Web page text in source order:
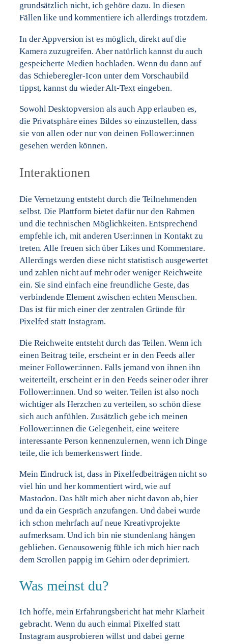
grundsätzlich nicht, ich gehöre dazu. In diesen
Fällen like und kommentiere ich allerdings trotzdem.
In der Appversion ist es möglich, direkt auf die
Kamera zuzugreifen. Aber natürlich kannst du auch
gespeicherte Medien hochladen. Wenn du dann auf
das Schieberegler-Icon unter dem Vorschaubild
tippst, kannst du wieder Alt-Text eingeben.
Sowohl Desktopversion als auch App erlauben es,
die Privatsphäre eines Bildes so einzustellen, dass
sie von allen oder nur von deinen Follower:innen
gesehen werden können.
Interaktionen
Die Vernetzung entsteht durch die Teilnehmenden
selbst. Die Plattform bietet dafür nur den Rahmen
und die technischen Möglichkeiten. Entsprechend
empfehle ich, mit anderen User:innen in Kontakt zu
treten. Alle freuen sich über Likes und Kommentare.
Allerdings werden diese nicht statistisch ausgewertet
und zahlen nicht auf mehr oder weniger Reichweite
ein. Sie sind einfach eine freundliche Geste, das
verbindende Element zwischen echten Menschen.
Das ist für mich einer der zentralen Gründe für
Pixelfed statt Instagram.
Die Reichweite entsteht durch das Teilen. Wenn ich
einen Beitrag teile, erscheint er in den Feeds aller
meiner Follower:innen. Falls jemand von ihnen ihn
weiterteilt, erscheint er in den Feeds seiner oder ihrer
Follower:innen. Und so weiter. Teilen ist also noch
wichtiger als Herzchen zu verteilen, so schön diese
sich auch anfühlen. Zusätzlich gebe ich meinen
Follower:innen die Gelegenheit, eine weitere
interessante Person kennenzulernen, wenn ich Dinge
teile, die ich bemerkenswert finde.
Mein Eindruck ist, dass in Pixelfedbeiträgen nicht so
viel hin und her kommentiert wird, wie auf
Mastodon. Das hält mich aber nicht davon ab, hier
und da ein Gespräch anzufangen. Und dabei wurde
ich schon mehrfach auf neue Kreativprojekte
aufmerksam. Und ich bin nie stundenlang hängen
geblieben. Genausowenig fühle ich mich hier nach
dem Scrollen pappig im Gehirn oder deprimiert.
Was meinst du?
Ich hoffe, mein Erfahrungsbericht hat mehr Klarheit
gebracht. Wenn du auch einmal Pixelfed statt
Instagram ausprobieren willst und dabei gerne